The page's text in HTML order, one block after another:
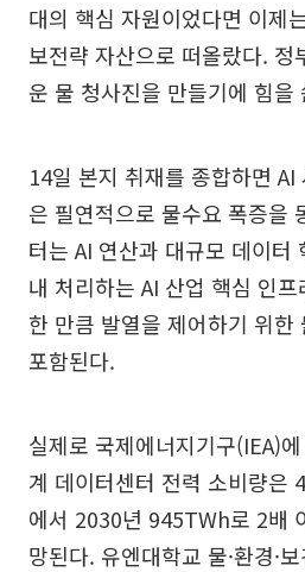
대의 핵심 자원이었다면 이제
보전략 자산으로 떠올랐다. 정
운 물 청사진을 만들기에 힘을
14일 본지 취재를 종합하면
은 필연적으로 물수요 폭증을
터는 AI 연산과 대규모 데이터
내 처리하는 AI 산업 핵심 인
한 만큼 발열을 제어하기 위한
포함된다.
실제로 국제에너지기구(IEA)
계 데이터센터 전력 소비량은
에서 2030년 945TWh로 2배
망된다. 유엔대학교 물·환경·